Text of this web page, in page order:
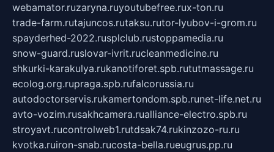
webamator.ruzaryna.ruyoutubefree.rux-ton.ru
trade-farm.rutajuncos.rutaksu.rutor-lyubov-i-grom.ru
spayderhed-2022.rusplclub.rustoppamedia.ru
snow-guard.ruslovar-ivrit.rucleanmedicine.ru
shkurki-karakulya.rukanotiforet.spb.rututmassage.ru
ecolog.org.rupraga.spb.rufalcorussia.ru
autodoctorservis.rukamertondom.spb.runet-life.net.ru
avto-vozim.rusakhcamera.rualliance-electro.spb.ru
stroyavt.rucontrolweb1.rutdsak74.rukinzozo-ru.ru
kvotka.ruiron-snab.rucosta-bella.rueugrus.pp.ru